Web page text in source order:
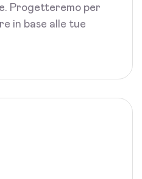
Progetteremo per
in base alle tue